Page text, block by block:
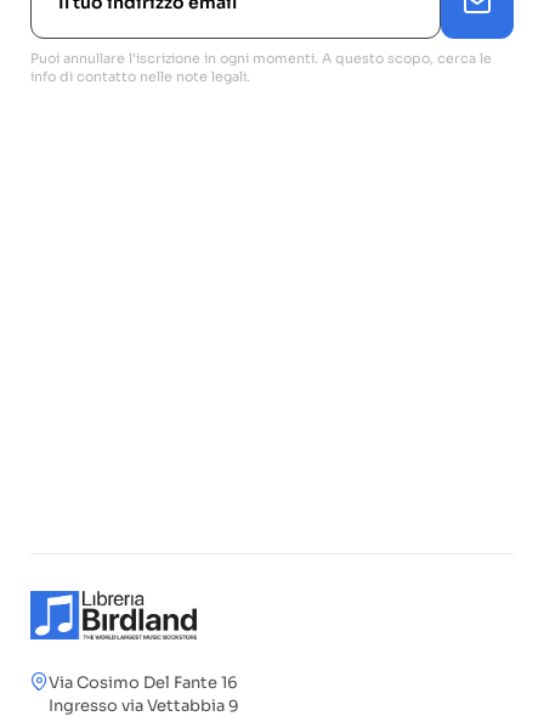
Puoi annullare l'iscrizione in ogni momenti. A questo scopo, cerca le
info di contatto nelle note legali.
Via Cosimo Del Fante 16
Ingresso via Vettabbia 9